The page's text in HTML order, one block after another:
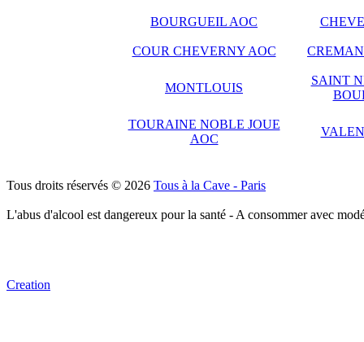
BOURGUEIL AOC
COUR CHEVERNY AOC
MONTLOUIS
SAINT
TOURAINE NOBLE JOUE
AOC
Tous droits réservés © 2026 Tous à la Cave - Paris
L'abus d'alcool est dangereux pour la santé - A consommer avec
Creation